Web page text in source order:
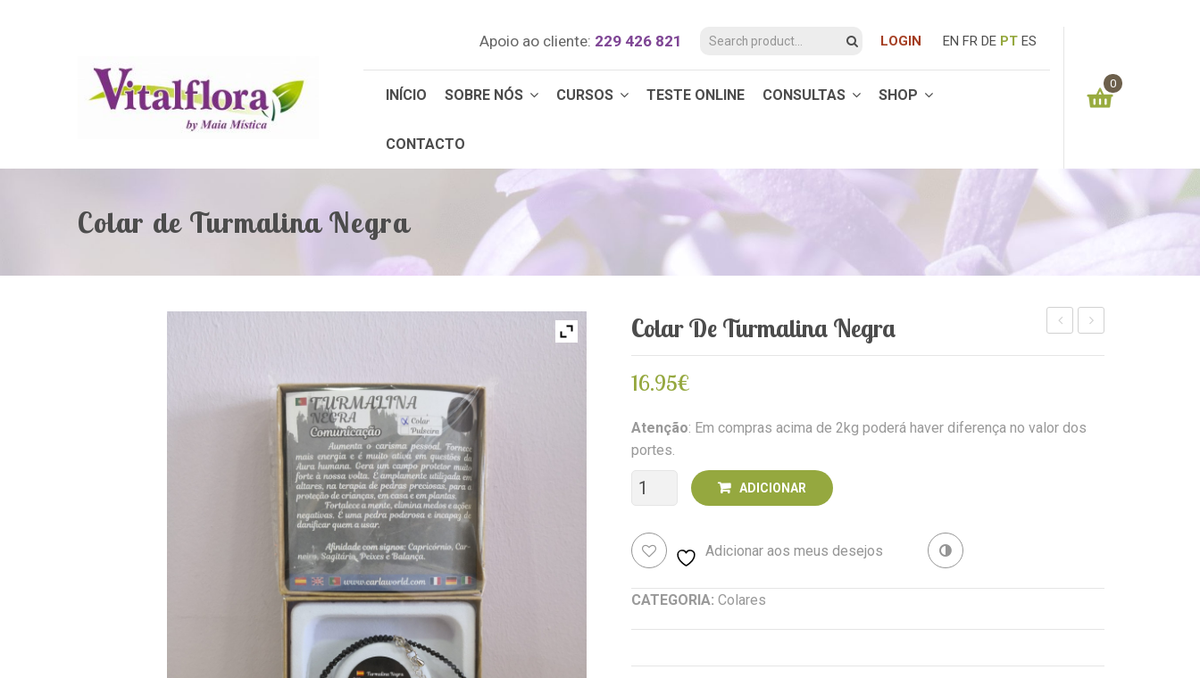
Apoio ao cliente: 229 426 821 LOGIN EN FR DE PT ES
INÍCIO SOBRE NÓS CURSOS TESTE ONLINE CONSULTAS SHOP
CONTACTO
0
0.00 €
Colar de Turmalina Negra
Colar De Turmalina Negra
16.95€
Atenção: Em compras acima de 2kg poderá haver diferença no valor dos
portes.
Quantidade
Colar
de
ADICIONAR
Adicionar aos meus desejos
CATEGORIA: Colares